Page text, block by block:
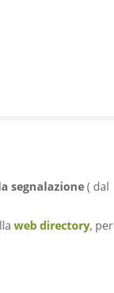
segnalazione( dal
web directory, per